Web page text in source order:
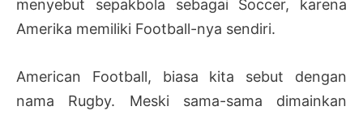
menyebut sepakbola sebagai Soccer, karena
Amerika memiliki Football-nya sendiri.
American Football, biasa kita sebut dengan
nama Rugby. Meski sama-sama dimainkan